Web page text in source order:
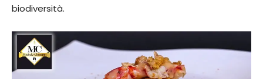
biodiversità.